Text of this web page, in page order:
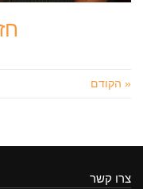
« הקודם
צרו קשר